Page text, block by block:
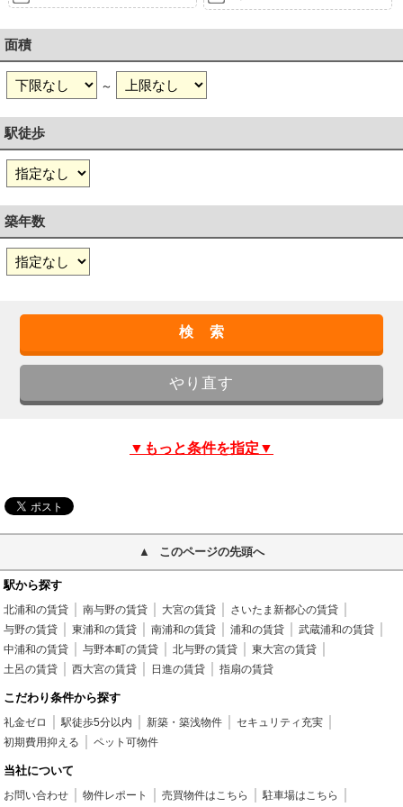
面積
～
駅徒歩
築年数
▼もっと条件を指定▼
このページの先頭へ
駅から探す
北浦和の賃貸 南与野の賃貸 大宮の賃貸
さいたま新都心の賃貸
与野の賃貸
東浦和の賃貸 南浦和の賃貸 浦和の賃貸
武蔵浦和の賃貸
中浦和の賃貸
与野本町の賃貸 北与野の賃貸
東大宮の賃貸
土呂の賃貸
西大宮の賃貸 日進の賃貸 指扇の賃貸
こだわり条件から探す
礼金ゼロ 駅徒歩5分以内 新築・築浅物件
セキュリティ充実
初期費用抑える
ペット可物件
当社について
お問い合わせ 物件レポート 売買物件はこちら 駐車場はこちら